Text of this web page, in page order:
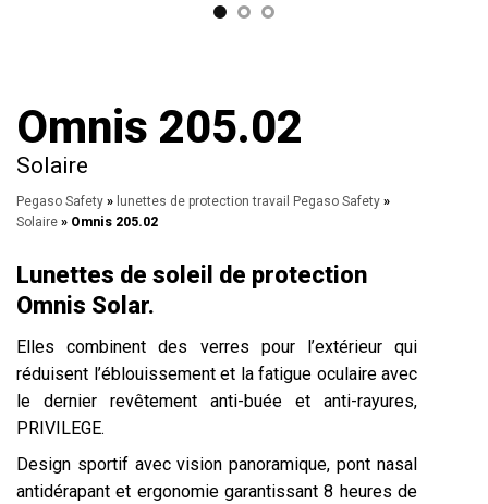
Omnis 205.02
Solaire
Pegaso Safety » lunettes de protection travail Pegaso Safety »
Solaire » Omnis 205.02
Lunettes de soleil de protection
Omnis Solar.
Elles combinent des verres pour l’extérieur qui
réduisent l’éblouissement et la fatigue oculaire avec
le dernier revêtement anti-buée et anti-rayures,
PRIVILEGE.
Design sportif avec vision panoramique, pont nasal
antidérapant et ergonomie garantissant 8 heures de